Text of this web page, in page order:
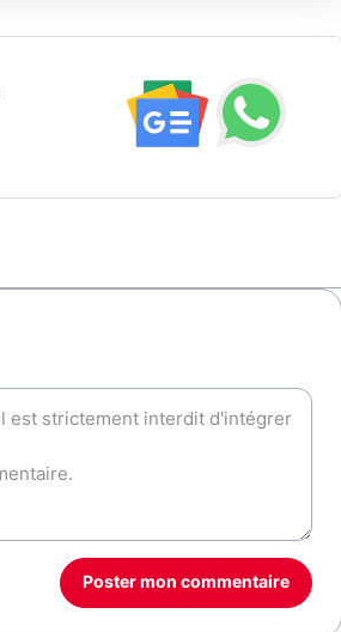
Poster mon commentaire